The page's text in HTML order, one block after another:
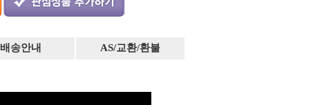
배송안내 AS/교환/환불